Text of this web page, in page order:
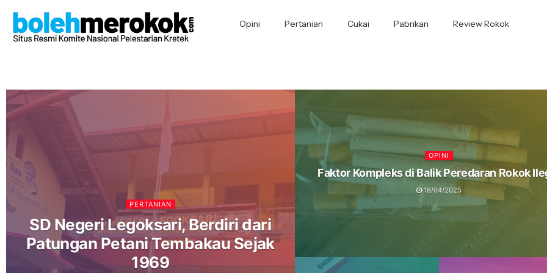
Opini Pertanian Cukai Pabrikan Review Rokok
PERTANIAN
SD Negeri Legoksari, Berdiri dari
Patungan Petani Tembakau Sejak
1969
OPINI
Faktor Kompleks di Balik Peredaran Rokok
18/04/2025